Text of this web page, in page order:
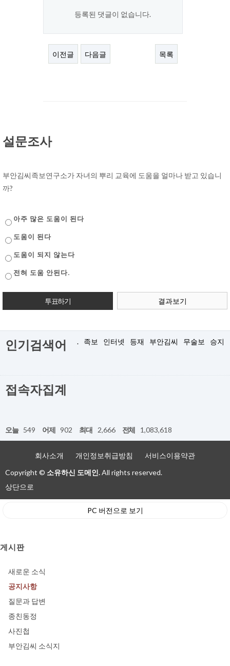
등록된 댓글이 없습니다.
이전글 다음글 목록
설문조사
부안김씨족보연구소가 자녀의 뿌리 교육에 도움을 얼마나 받고 있습니
까?
아주 많은 도움이 된다
도움이 된다
도움이 되지 않는다
전혀 도움 안된다.
결과보기
인기검색어 . 족보 인터넷 등재 부안김씨 무술보 승지
접속자집계
오늘 549 어제 902 최대 2,666 전체 1,083,618
회사소개 개인정보취급방침
서비스이용약관
Copyright © 소유하신 도메인.All rights reserved.
상단으로
PC 버전으로 보기
게시판
새로운 소식
공지사항
질문과 답변
종친동정
사진첩
부안김씨 소식지